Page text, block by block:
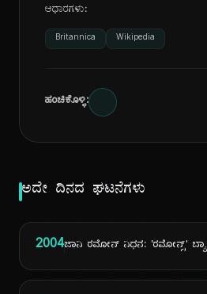
ಆಧಾರಗಳು:
Britannica Wikipedia
ಹಂಚಿಕೊಳ್ಳಿ:
ಅದೇ ದಿನದ ಘಟನೆಗಳು
2004ಜಾನಿ ರಮೋನ್ ನಿಧನ: 'ರಮೋನ್ಸ್'